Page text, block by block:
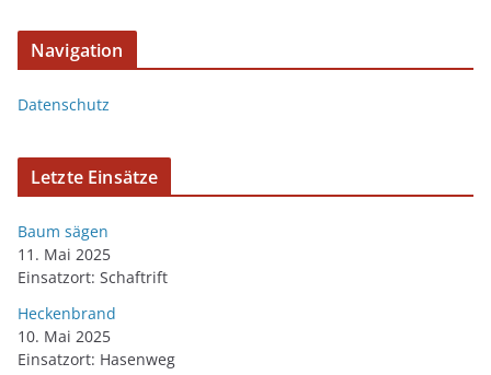
Navigation
Datenschutz
Letzte Einsätze
Baum sägen
11. Mai 2025
Einsatzort: Schaftrift
Heckenbrand
10. Mai 2025
Einsatzort: Hasenweg